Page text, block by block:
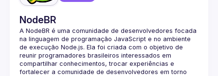
NodeBR
A NodeBR é uma comunidade de desenvolvedores focada
na linguagem de programação JavaScript e no ambiente
de execução Node.js. Ela foi criada com o objetivo de
reunir programadores brasileiros interessados em
compartilhar conhecimentos, trocar experiências e
fortalecer a comunidade de desenvolvedores em torno